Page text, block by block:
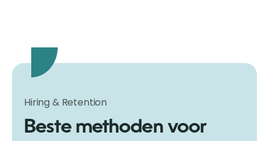
Hiring & Retention
Beste methoden voor